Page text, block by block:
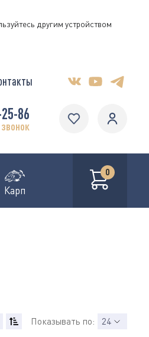
другим устройством
86
Карп
0
Показывать по: 24